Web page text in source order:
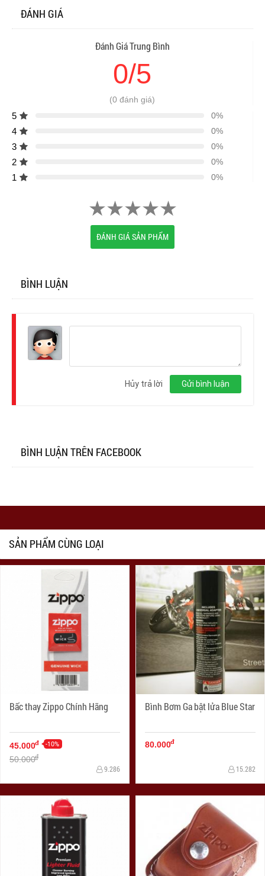
ĐÁNH GIÁ
Đánh Giá Trung Bình
0/5
(0 đánh giá)
5 0%
4 0%
3 0%
2 0%
1 0%
ĐÁNH GIÁ SẢN PHẨM
BÌNH LUẬN
Gửi bình luận
Hủy trả lời
BÌNH LUẬN TRÊN FACEBOOK
SẢN PHẨM CÙNG LOẠI
Bấc thay Zippo Chính Hãng
45.000đ -10%
50.000đ
9.286
Bình Bơm Ga bật lửa Blue Star
80.000đ
15.282